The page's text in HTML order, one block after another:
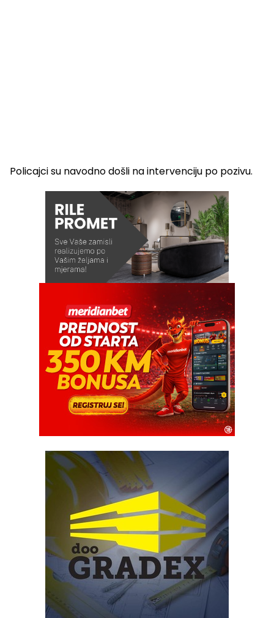
Policajci su navodno došli na intervenciju po pozivu.